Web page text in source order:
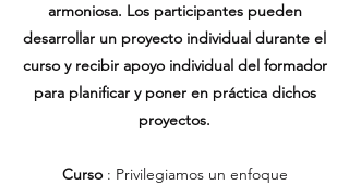
armoniosa. Los participantes pueden
desarrollar un proyecto individual durante el
curso y recibir apoyo individual del formador
para planificar y poner en práctica dichos
proyectos.
Curso : Privilegiamos un enfoque